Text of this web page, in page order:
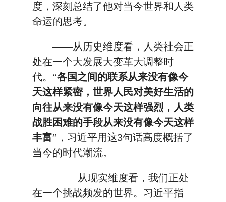
度，深刻总结了他对当今世界和人类
命运的思考。
——从历史维度看，人类社会正
处在一个大发展大变革大调整时
代。“各国之间的联系从来没有像今
天这样紧密，世界人民对美好生活的
向往从来没有像今天这样强烈，人类
战胜困难的手段从来没有像今天这样
丰富”，习近平用这3句话高度概括了
当今的时代潮流。
——从现实维度看，我们正处
在一个挑战频发的世界。习近平指